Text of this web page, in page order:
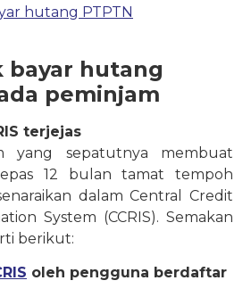
hutang PTPTN
bayar hutang
peminjam
terjejas
yang sepatutnya membuat
12 bulan tamat tempoh
dalam Central Credit
System (CCRIS). Semakan
berikut:
oleh pengguna berdaftar